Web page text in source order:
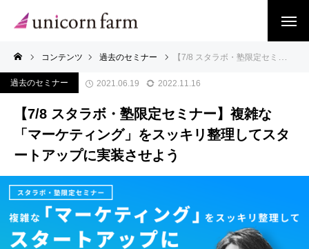
コンテンツ 過去のセミナー 【7/8 スタラボ・塾限定セミナー】複雑な「マーケティング」をスッキリ整理してスタートアップに実装させよう
過去のセミナー 2021.06.19 2022.11.16
【7/8 スタラボ・塾限定セミナー】複雑な
「マーケティング」をスッキリ整理してスタ
ートアップに実装させよう